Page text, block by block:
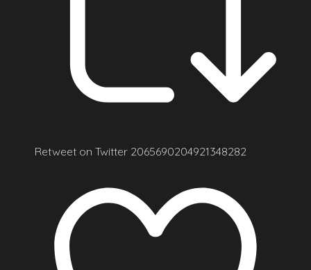
Retweet on Twitter 2065690204921348282